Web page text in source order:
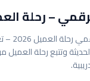
– رحلة العميل
دورة
وتتبع رحلة